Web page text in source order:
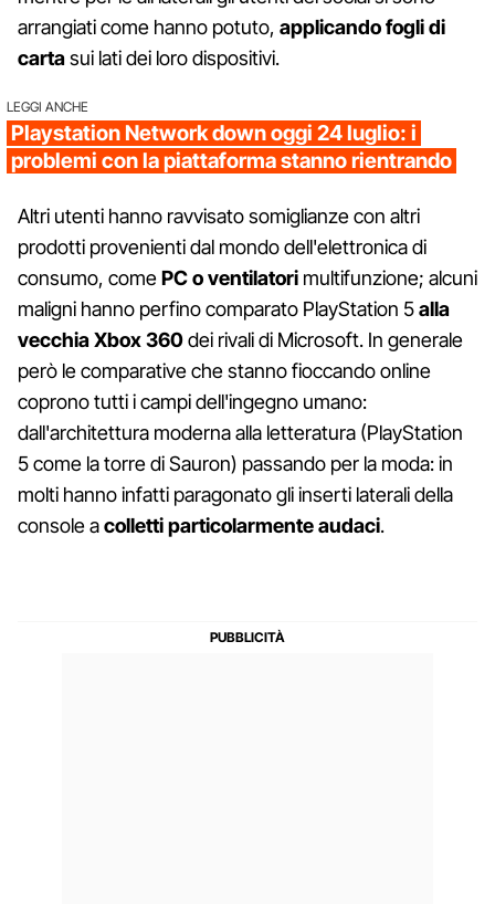
arrangiati come hanno potuto, applicando fogli di
cartasui lati dei loro dispositivi.
LEGGI ANCHE
Playstation Network down oggi 24 luglio: i
problemi con la piattaforma stanno rientrando
Altri utenti hanno ravvisato somiglianze con altri
prodotti provenienti dal mondo dell'elettronica di
consumo, comePC o ventilatori multifunzione; alcuni
maligni hanno perfino comparato PlayStation 5alla
vecchia Xbox 360dei rivali di Microsoft. In generale
però le comparative che stanno fioccando online
coprono tutti i campi dell'ingegno umano:
dall'architettura moderna alla letteratura (PlayStation
5 come la torre di Sauron) passando per la moda: in
molti hanno infatti paragonato gli inserti laterali della
console acolletti particolarmente audaci.